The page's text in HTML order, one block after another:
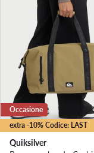
extra -10% Codice: LAST
Occasione
Quiksilver